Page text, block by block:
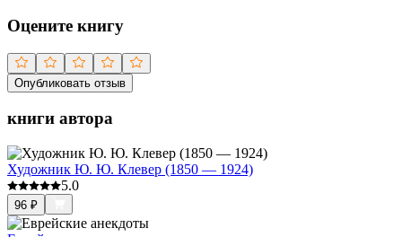
Оцените книгу
Опубликовать отзыв
книги автора
Художник Ю. Ю. Клевер (1850 — 1924)
5.0
96 ₽